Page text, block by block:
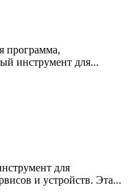
программа,
инструмент для...
для
и устройств. Эта...